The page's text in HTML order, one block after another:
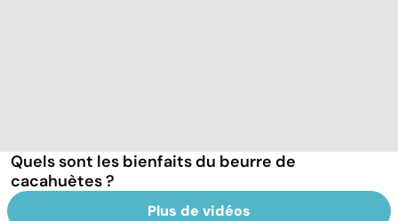
Quels sont les bienfaits du beurre de
cacahuètes ?
Plus de vidéos